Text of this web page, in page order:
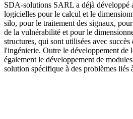
SDA-solutions SARL a déjà développé
logicielles pour le calcul et le
silo, pour le traitement des signaux,
de la vulnérabilité et pour le
structures, qui sont utilisées avec succès
l'ingénierie. Outre le développement de
également le développement de
solution spécifique à des problèmes liés